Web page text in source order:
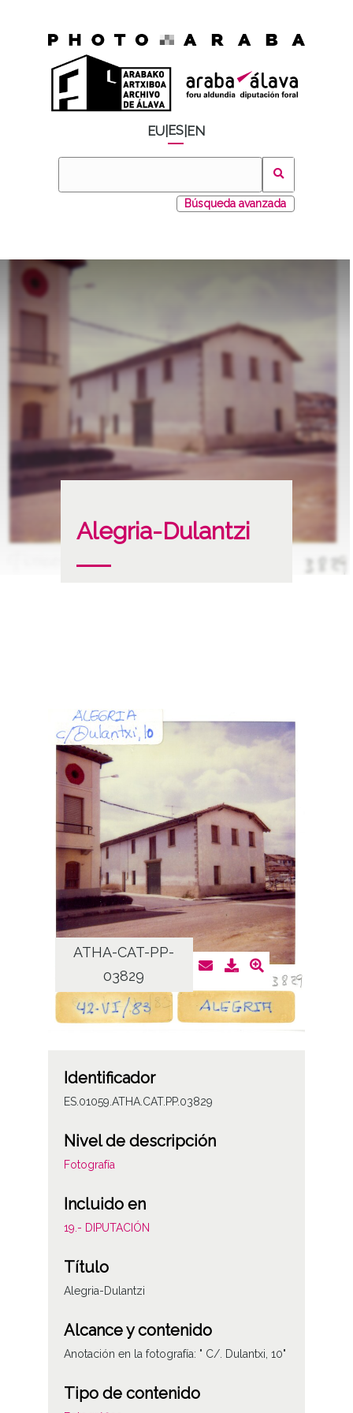
EU ES EN
Búsqueda avanzada
Alegria-Dulantzi
ATHA-CAT-PP-
03829
Identificador
ES.01059.ATHA.CAT.PP.03829
Nivel de descripción
Fotografía
Incluido en
19.- DIPUTACIÓN
Título
Alegria-Dulantzi
Alcance y contenido
Anotación en la fotografía: " C/. Dulantxi, 10"
Tipo de contenido